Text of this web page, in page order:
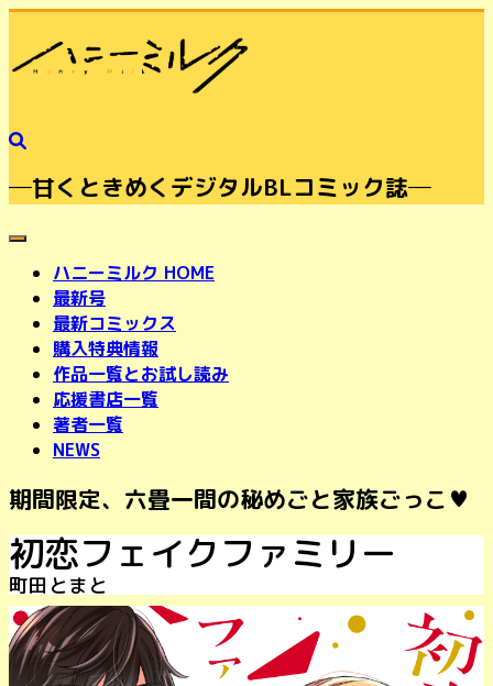
─甘くときめくデジタルBLコミック誌─
toggle navigation
ハニーミルク HOME
最新号
最新コミックス
購入特典情報
作品一覧とお試し読み
応援書店一覧
著者一覧
NEWS
期間限定、六畳一間の秘めごと家族ごっこ♥
初恋フェイクファミリー
町田とまと